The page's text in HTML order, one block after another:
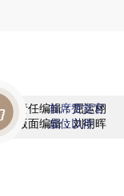
责任编辑：屈运栩
版面编辑：刘明晖
首席赞赏官
虚位以待